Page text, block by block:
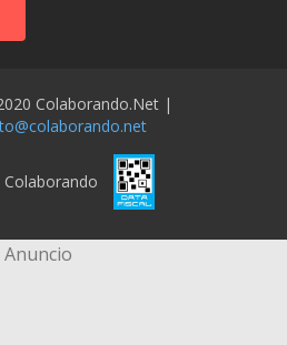
Colaborando.net |
Colaborando
Anuncio